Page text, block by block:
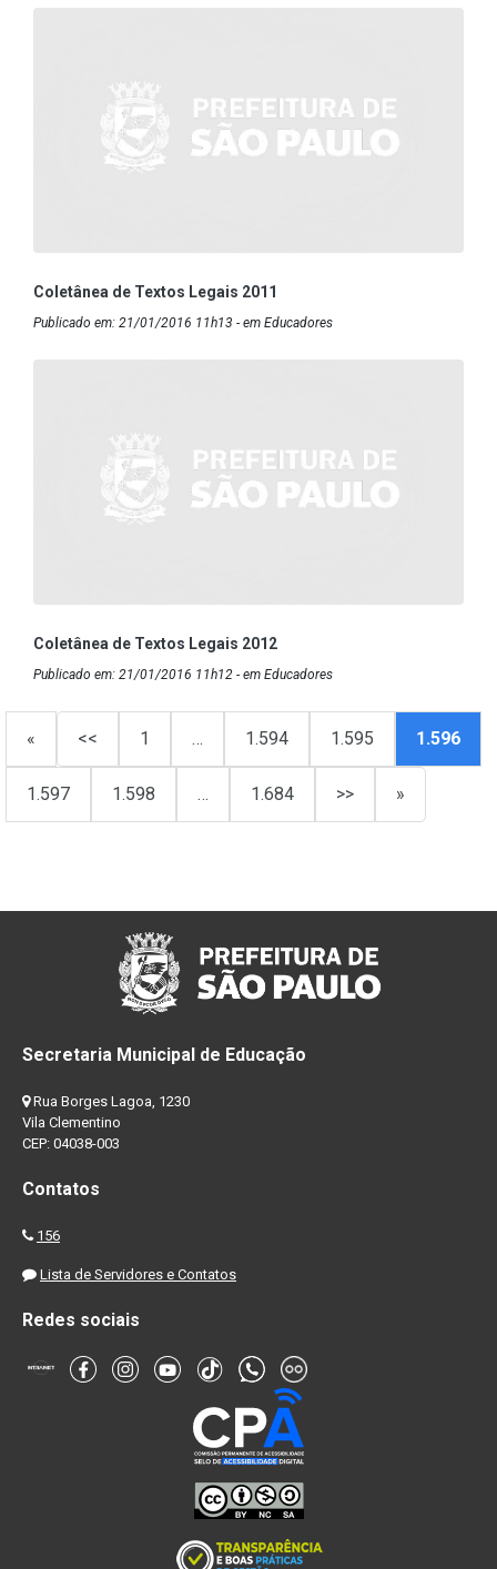
Coletânea de Textos Legais 2011
Publicado em: 21/01/2016 11h13 - em Educadores
Coletânea de Textos Legais 2012
Publicado em: 21/01/2016 11h12 - em Educadores
« << 1 … 1.594 1.595 1.596
1.597 1.598 … 1.684 >> »
Secretaria Municipal de Educação
Rua Borges Lagoa, 1230
Vila Clementino
CEP: 04038-003
Contatos
156
Lista de Servidores e Contatos
Redes sociais